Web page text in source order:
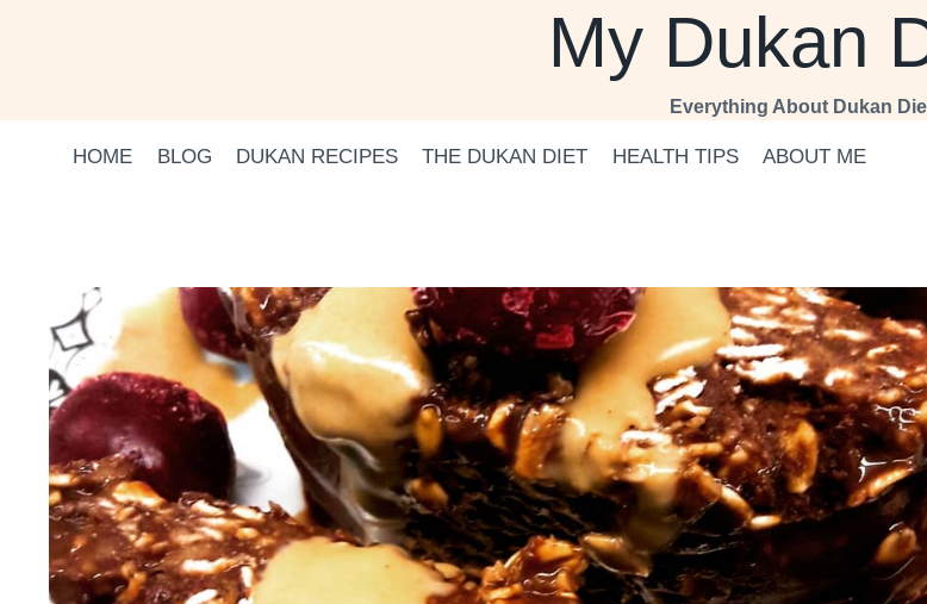
My Dukan
Everything About Dukan
HOME BLOG DUKAN RECIPES THE DUKAN DIET HEALTH TIPS ABOUT ME